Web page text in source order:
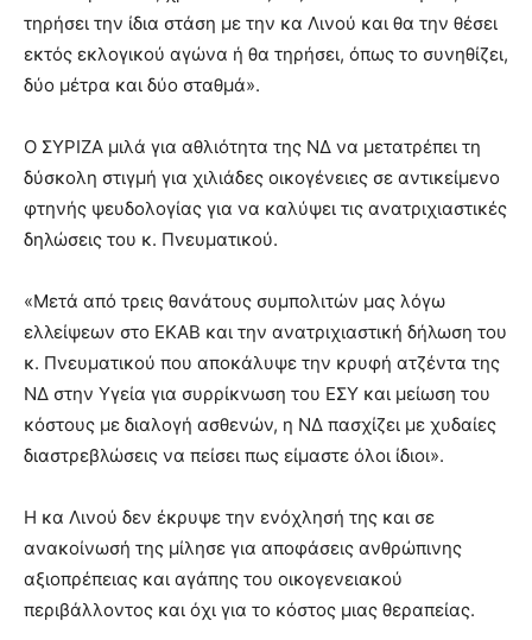
τηρήσει την ίδια στάση με την κα Λινού και θα την θέσει
εκτός εκλογικού αγώνα ή θα τηρήσει, όπως το συνηθίζει,
δύο μέτρα και δύο σταθμά».
Ο ΣΥΡΙΖΑ μιλά για αθλιότητα της ΝΔ να μετατρέπει τη
δύσκολη στιγμή για χιλιάδες οικογένειες σε αντικείμενο
φτηνής ψευδολογίας για να καλύψει τις ανατριχιαστικές
δηλώσεις του κ. Πνευματικού.
«Μετά από τρεις θανάτους συμπολιτών μας λόγω
ελλείψεων στο ΕΚΑΒ και την ανατριχιαστική δήλωση του
κ. Πνευματικού που αποκάλυψε την κρυφή ατζέντα της
ΝΔ στην Υγεία για συρρίκνωση του ΕΣΥ και μείωση του
κόστους με διαλογή ασθενών, η ΝΔ πασχίζει με χυδαίες
διαστρεβλώσεις να πείσει πως είμαστε όλοι ίδιοι».
Η κα Λινού δεν έκρυψε την ενόχλησή της και σε
ανακοίνωσή της μίλησε για αποφάσεις ανθρώπινης
αξιοπρέπειας και αγάπης του οικογενειακού
περιβάλλοντος και όχι για το κόστος μιας θεραπείας.